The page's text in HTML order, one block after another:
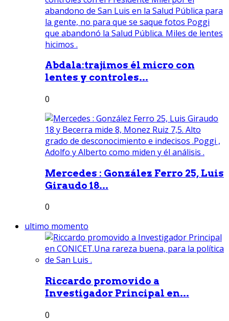
Abdala:trajimos él micro con
lentes y controles...
0
Mercedes : González Ferro 25, Luis
Giraudo 18...
0
ultimo momento
Riccardo promovido a
Investigador Principal en...
0